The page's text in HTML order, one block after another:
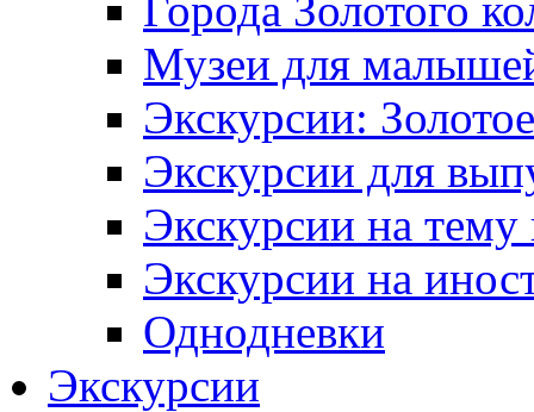
Музеи для
Экскурсии:
Экскурсии для
Экскурсии на тему
Экскурсии на
Однодневки
Экскурсии